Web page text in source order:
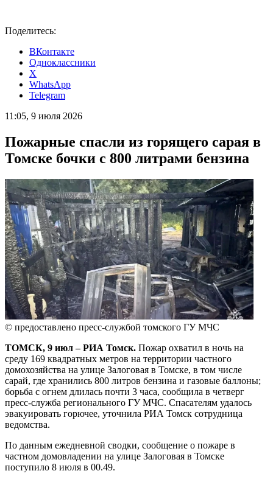
Поделитесь:
ВКонтакте
Одноклассники
X
WhatsApp
Telegram
11:05, 9 июля 2026
Пожарные спасли из горящего сарая в
Томске бочки с 800 литрами бензина
© предоставлено пресс-службой томского ГУ МЧС
ТОМСК, 9 июл – РИА Томск. Пожар охватил в ночь на
среду 169 квадратных метров на территории частного
домохозяйства на улице Залоговая в Томске, в том числе
сарай, где хранились 800 литров бензина и газовые баллоны;
борьба с огнем длилась почти 3 часа, сообщила в четверг
пресс-служба регионального ГУ МЧС. Спасателям удалось
эвакуировать горючее, уточнила РИА Томск сотрудница
ведомства.
По данным ежедневной сводки, сообщение о пожаре в
частном домовладении на улице Залоговая в Томске
поступило 8 июля в 00.49.